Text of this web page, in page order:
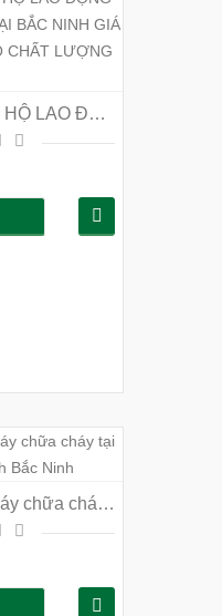
BÁN QUẦN ÁO BẢO HỘ LAO ĐỘNG THEO THÔNG TƯ 48 TẠI BẮC NINH GIÁ RẺ - UY TÍN -ĐẢM BẢO CHẤT LƯỢNG NHẤT
Bán thiết bị phòng cháy chữa cháy tại huyện Tiên Du tỉnh Bắc Ninh